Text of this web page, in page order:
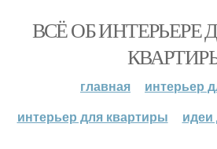
ВСЁ ОБ ИНТЕРЬЕРЕ
главная
интерьер
интерьер для квартиры
идеи